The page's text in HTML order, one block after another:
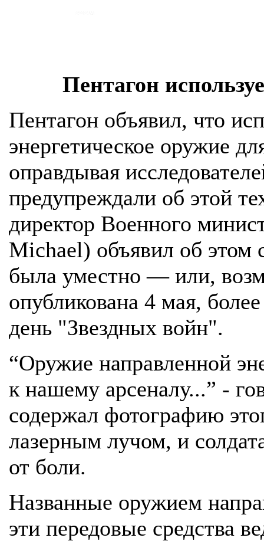
Пентагон
Пентагон объявил, что
энергетическое оружие
оправдывая
предупреждали об этой
директор Военного
Michael) объявил об этом
была уместно — или,
опубликована 4 мая,
день "Звездных войн".
“Оружие направленной
к нашему арсеналу...” -
содержал фотографию
лазерным лучом, и
от боли.
Названные оружием
эти передовые средства